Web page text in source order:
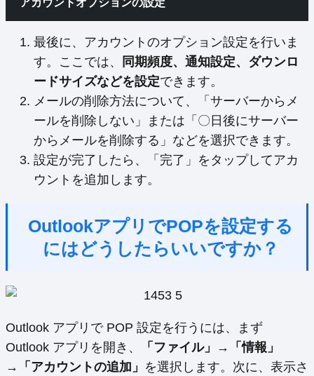
最後に、アカウントのオプション設定を行いま
す。ここでは、
同期頻度、通知設定、ダウンロ
ードサイズなどを設定できます。
メールの削除方法について、「サーバーからメ
ールを削除しない」または「〇日後にサーバー
からメールを削除する」などを選択できます。
設定が完了したら、「完了」をタップしてアカ
ウントを追加します。
OutlookアプリでPOPを設定する
にはどうしたらいいですか？
Outlook アプリで POP 設定を行うには、まず
Outlook アプリを開き、
「ファイル」→「情報」
→「アカウントの追加」 を選択します。次に、表示さ